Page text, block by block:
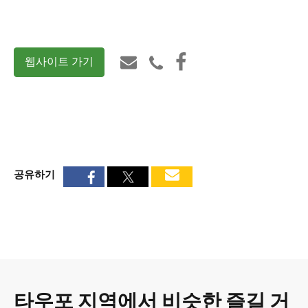
웹사이트 가기
공유하기
타우포 지역에서 비슷한 즐길 거